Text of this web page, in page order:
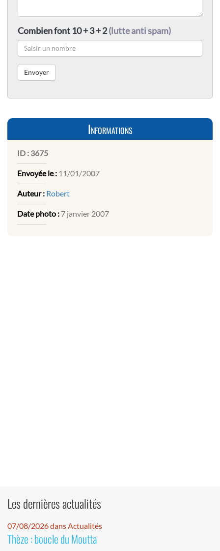
Combien font 10 + 3 + 2(lutte anti spam)
Informations
ID : 3675
Envoyée le : 11/01/2007
Auteur : Robert
Date photo : 7 janvier 2007
Les dernières actualités
07/08/2026 dans Actualités
Thèze : boucle du Moutta